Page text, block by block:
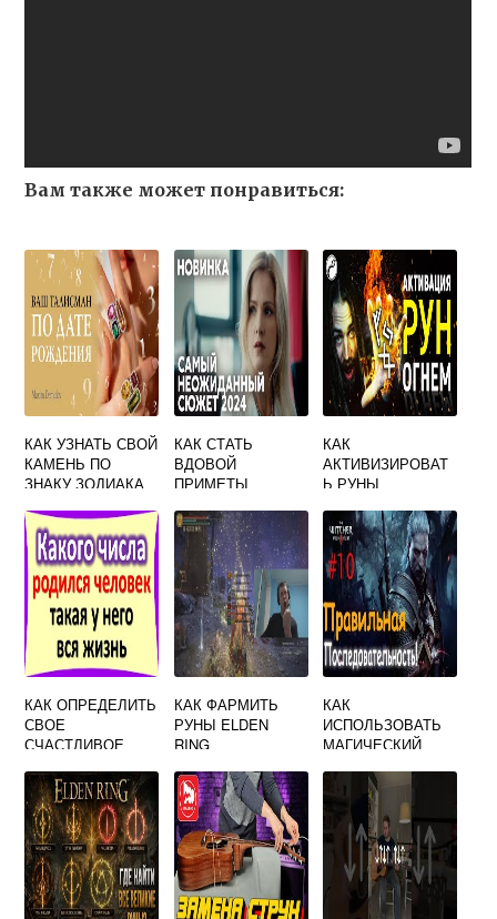
Вам также может понравиться:
КАК УЗНАТЬ СВОЙ
КАМЕНЬ ПО
ЗНАКУ ЗОДИАКА
КАК СТАТЬ
ВДОВОЙ
ПРИМЕТЫ
КАК
АКТИВИЗИРОВАТ
Ь РУНЫ
КАК ОПРЕДЕЛИТЬ
СВОЕ
СЧАСТЛИВОЕ
НУМЕРОЛОГИЯ
КАК ФАРМИТЬ
РУНЫ ELDEN
RING
КАК
ИСПОЛЬЗОВАТЬ
МАГИЧЕСКИЙ
ВЕДЬМАКЕ 3